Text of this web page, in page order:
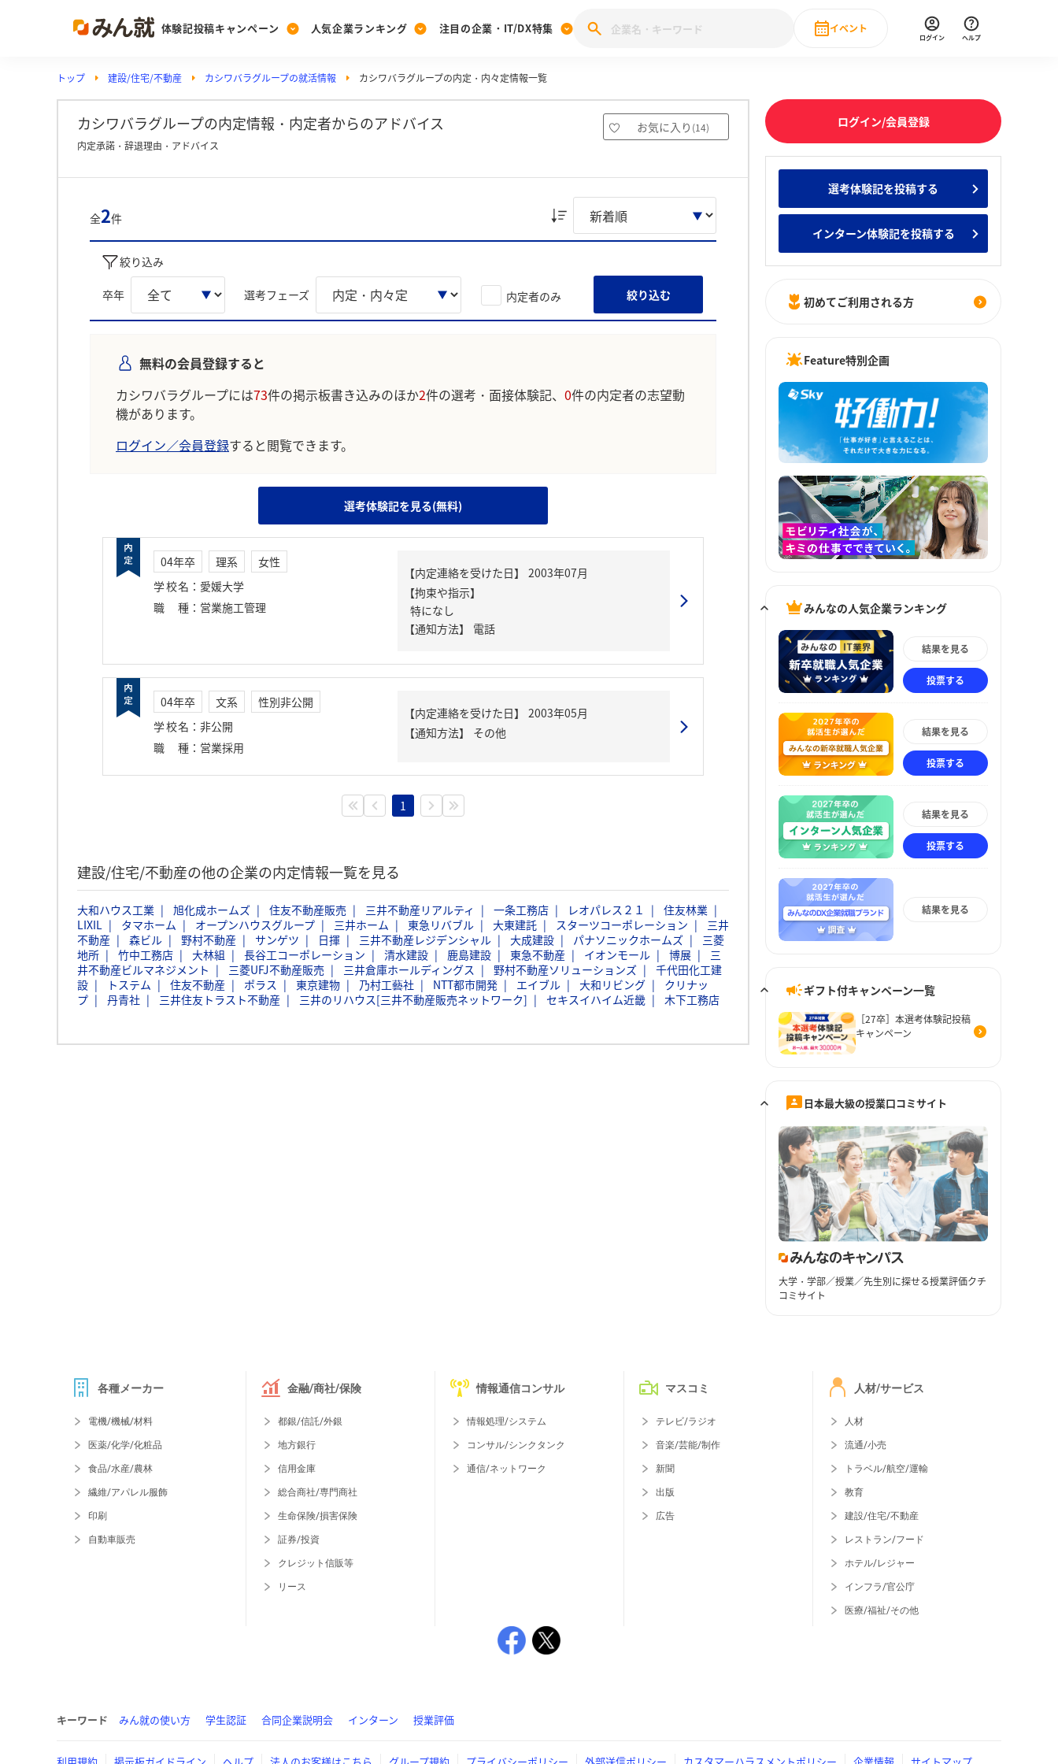
体験記投稿キャンペーン
Post
投稿する
[27卒] 本選考体験記投稿キャンペーン
人気企業ランキング
Ranking
ランキングを見る
みんなのDX企業就職ブランド調査
Vote みんなの新卒就職人気企業ランキング みんなのインターン人気企業ランキ
注目の企業・IT/DX特集
PickUp
注目の企業特集
28卒 IT・DX現場社員インタビュー
イベント
直近のイベント一覧
ログイン ヘルプ
トップ 建設/住宅/不動産 カシワバラグループの就活情報 カシワバラグループの内定・内々定情報一覧
カシワバラグループの内定情報・内定者からのアドバイス お気に入り (14)
内定承諾・辞退理由・アドバイス
全2件
絞り込み
卒年 選考フェーズ 内定者のみ 絞り込む
無料の会員登録すると
カシワバラグループには73件の掲示板書き込みのほか2件の選考・面接体験記、 0件の内定者の志望動
機があります。
ログイン／会員登録すると閲覧できます。
選考体験記を見る(無料)
04年卒 理系
女性
学校名 ： 愛媛大学
職種 ： 営業施工管理
【内定連絡を受けた日】
2003年07月
【拘束や指示】
特になし
【通知方法】
電話
04年卒 文系
性別非公開
学校名 ： 非公開
職種 ： 営業採用
【内定連絡を受けた日】
2003年05月
【通知方法】
その他
1
建設/住宅/不動産の他の企業の内定情報一覧を見る
大和ハウス工業 旭化成ホームズ 住友不動産販売 三井不動産リアルティ 一条工務店 レオパレス２１
住友林業
LIXIL
タマホーム オープンハウスグループ 三井ホーム 東急リバブル 大東建託 スターツコーポレーション
三井
不動産
森ビル 野村不動産 サンゲツ 日揮 三井不動産レジデンシャル 大成建設 パナソニックホームズ
三菱
地所
竹中工務店 大林組 長谷工コーポレーション 清水建設 鹿島建設 東急不動産 イオンモール 博展
三
井不動産ビルマネジメント
三菱UFJ不動産販売 三井倉庫ホールディングス 野村不動産ソリューションズ
千代田化工建
設
トステム 住友不動産 ポラス 東京建物 乃村工藝社 NTT都市開発 エイブル 大和リビング
クリナッ
プ
丹青社 三井住友トラスト不動産 三井のリハウス[三井不動産販売ネットワーク] セキスイハイム近畿 木下工務店
ログイン/会員登録
選考体験記を投稿する
インターン体験記を投稿する
初めてご利用される方
Feature特別企画
みんなの人気企業ランキング
結果を見る
投票する
結果を見る
投票する
結果を見る
投票する
結果を見る
ギフト付キャンペーン一覧
［27卒］本選考体験記投稿
キャンペーン
日本最大級の授業口コミサイト
大学・学部／授業／先生別に探せる授業評価クチ
コミサイト
各種メーカー
電機/機械/材料
医薬/化学/化粧品
食品/水産/農林
繊維/アパレル服飾
印刷
自動車販売
金融/商社/保険
都銀/信託/外銀
地方銀行
信用金庫
総合商社/専門商社
生命保険/損害保険
証券/投資
クレジット信販等
リース
情報通信コンサル
情報処理/システム
コンサル/シンクタンク
通信/ネットワーク
マスコミ
テレビ/ラジオ
音楽/芸能/制作
新聞
出版
広告
人材/サービス
人材
流通/小売
トラベル/航空/運輸
教育
建設/住宅/不動産
レストラン/フード
ホテル/レジャー
インフラ/官公庁
医療/福祉/その他
キーワード みん就の使い方 学生認証 合同企業説明会 インターン 授業評価